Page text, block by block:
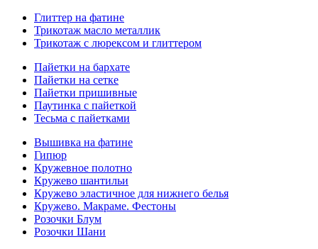
Глиттер на фатине
Трикотаж масло металлик
Трикотаж с люрексом и глиттером
Пайетки на бархате
Пайетки на сетке
Пайетки пришивные
Паутинка с пайеткой
Тесьма с пайетками
Вышивка на фатине
Гипюр
Кружевное полотно
Кружево шантильи
Кружево эластичное для нижнего белья
Кружево. Макраме. Фестоны
Розочки Блум
Розочки Шани